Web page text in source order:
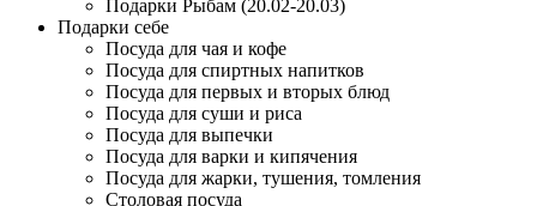
Подарки Рыбам (20.02-20.03)
Подарки себе
Посуда для чая и кофе
Посуда для спиртных напитков
Посуда для первых и вторых блюд
Посуда для суши и риса
Посуда для выпечки
Посуда для варки и кипячения
Посуда для жарки, тушения, томления
Столовая посуда